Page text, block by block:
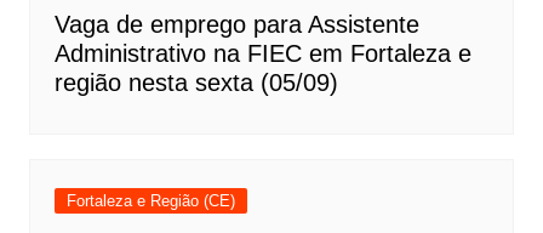
Vaga de emprego para Assistente
Administrativo na FIEC em Fortaleza e
região nesta sexta (05/09)
Fortaleza e Região (CE)